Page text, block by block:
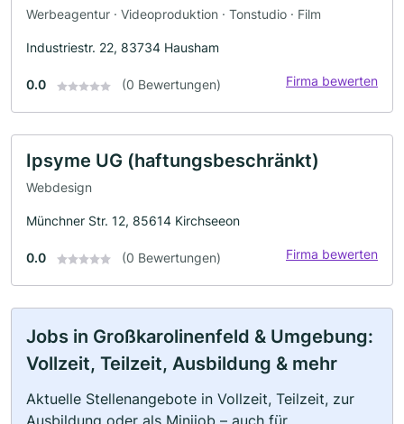
Werbeagentur · Videoproduktion · Tonstudio · Film
Industriestr. 22, 83734 Hausham
0.0 (0 Bewertungen) Firma bewerten
Ipsyme UG (haftungsbeschränkt)
Webdesign
Münchner Str. 12, 85614 Kirchseeon
0.0 (0 Bewertungen) Firma bewerten
Jobs in Großkarolinenfeld & Umgebung:
Vollzeit, Teilzeit, Ausbildung & mehr
Aktuelle Stellenangebote in Vollzeit, Teilzeit, zur
Ausbildung oder als Minijob – auch für